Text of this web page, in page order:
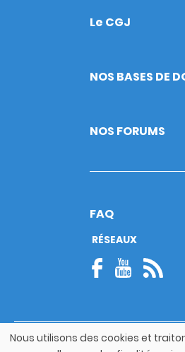
Footer
Le CGJ
NOS BASES DE
NOS FORUMS
FAQ
RÉSEAUX
© Copyright
Utilisation
Nous utilisons des cookies et